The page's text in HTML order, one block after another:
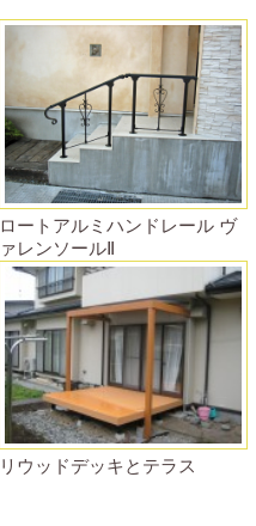
ロートアルミハンドレール ヴ
ァレンソールⅡ
リウッドデッキとテラス